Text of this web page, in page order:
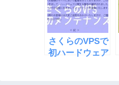
さくらのVPSで
初ハードウェア